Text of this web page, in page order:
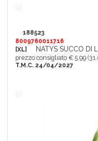
188523
8009760011716
[XL]
NATYS SUCCO DI
prezzo consigliato € 5.99
T.M.C. 24/04/2027